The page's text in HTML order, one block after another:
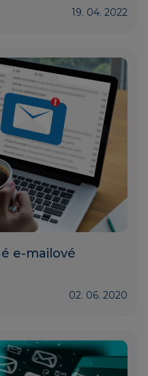
19. 04. 2022
e-mailové
02. 06. 2020